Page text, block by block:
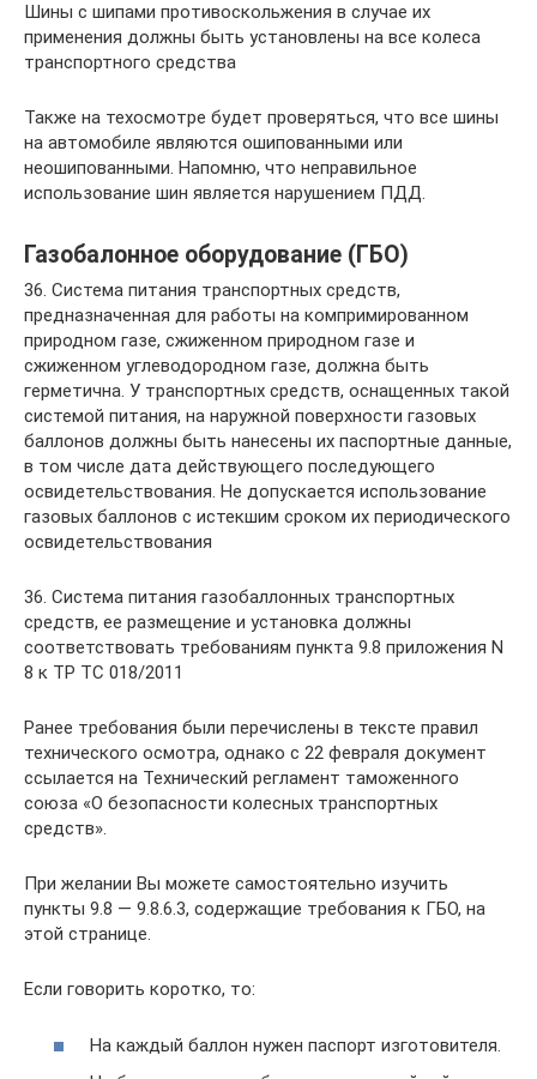
Шины с шипами противоскольжения в случае их
применения должны быть установлены на все колеса
транспортного средства
Также на техосмотре будет проверяться, что все шины
на автомобиле являются ошипованными или
неошипованными. Напомню, что неправильное
использование шин является нарушением ПДД.
Газобалонное оборудование (ГБО)
36. Система питания транспортных средств,
предназначенная для работы на компримированном
природном газе, сжиженном природном газе и
сжиженном углеводородном газе, должна быть
герметична. У транспортных средств, оснащенных такой
системой питания, на наружной поверхности газовых
баллонов должны быть нанесены их паспортные данные,
в том числе дата действующего последующего
освидетельствования. Не допускается использование
газовых баллонов с истекшим сроком их периодического
освидетельствования
36. Система питания газобаллонных транспортных
средств, ее размещение и установка должны
соответствовать требованиям пункта 9.8 приложения N
8 к ТР ТС 018/2011
Ранее требования были перечислены в тексте правил
технического осмотра, однако с 22 февраля документ
ссылается на Технический регламент таможенного
союза «О безопасности колесных транспортных
средств».
При желании Вы можете самостоятельно изучить
пункты 9.8 — 9.8.6.3, содержащие требования к ГБО, на
этой странице.
Если говорить коротко, то:
На каждый баллон нужен паспорт изготовителя.